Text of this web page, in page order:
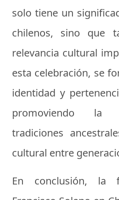
solo tiene un
chilenos, sino que
relevancia cultural
esta celebración, se
identidad y
promoviendo la
tradiciones
cultural entre
En conclusión, la